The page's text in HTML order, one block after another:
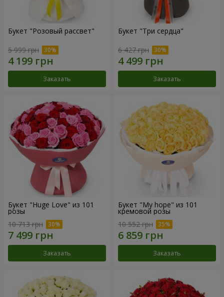
Букет "Розовый рассвет"
5 999 грн
Заказать
Букет "Три сердца"
6 427 грн
Заказать
Букет "Huge Love" из 101
розы
10 713 грн
Заказать
Букет "My hope" из 101
кремовой розы
10 552 грн
Заказать